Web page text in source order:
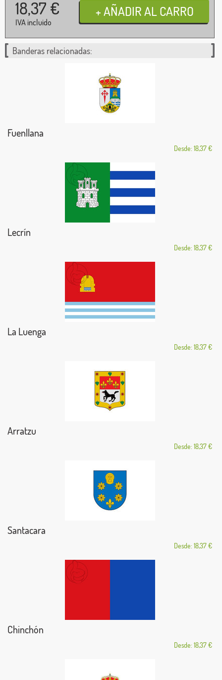
18,37 €
IVA incluido
Banderas relacionadas:
Fuenllana
Desde: 18,37 €
Lecrín
Desde: 18,37 €
La Luenga
Desde: 18,37 €
Arratzu
Desde: 18,37 €
Santacara
Desde: 18,37 €
Chinchón
Desde: 18,37 €